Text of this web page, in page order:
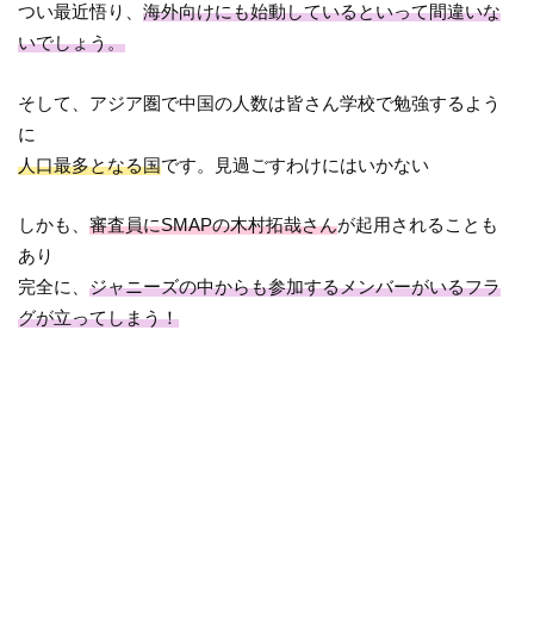
つい最近悟り、海外向けにも始動しているといって間違いな
いでしょう。
そして、アジア圏で中国の人数は皆さん学校で勉強するよう
に
人口最多となる国です。見過ごすわけにはいかない
しかも、審査員にSMAPの木村拓哉さんが起用されることも
あり
完全に、ジャニーズの中からも参加するメンバーがいるフラ
グが立ってしまう！